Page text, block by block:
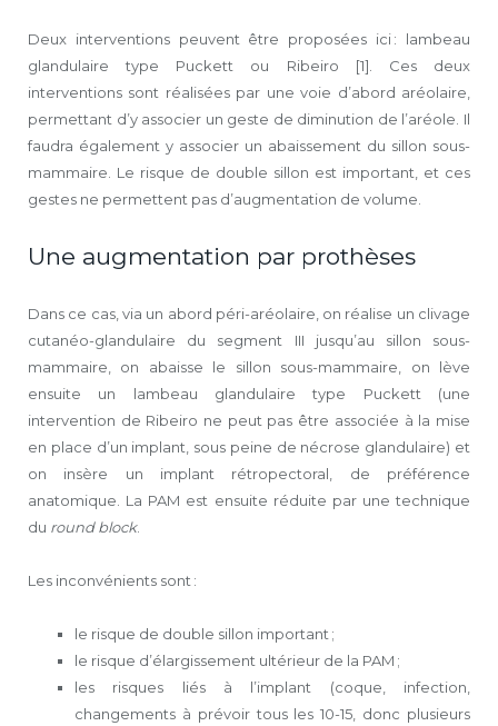
Deux interventions peuvent être proposées ici : lambeau
glandulaire type Puckett ou Ribeiro [1]. Ces deux
interventions sont réalisées par une voie d’abord aréolaire,
permettant d’y associer un geste de diminution de l’aréole. Il
faudra également y associer un abaissement du sillon sous-
mammaire. Le risque de double sillon est important, et ces
gestes ne permettent pas d’augmentation de volume.
Une augmentation par prothèses
Dans ce cas, via un abord péri-aréolaire, on réalise un clivage
cutanéo-glandulaire du segment III jusqu’au sillon sous-
mammaire, on abaisse le sillon sous-mammaire, on lève
ensuite un lambeau glandulaire type Puckett (une
intervention de Ribeiro ne peut pas être associée à la mise
en place d’un implant, sous peine de nécrose glandulaire) et
on insère un implant rétropectoral, de préférence
anatomique. La PAM est ensuite réduite par une technique
du round block.
Les inconvénients sont :
le risque de double sillon important ;
le risque d’élargissement ultérieur de la PAM ;
les risques liés à l’implant (coque, infection,
changements à prévoir tous les 10-15, donc plusieurs